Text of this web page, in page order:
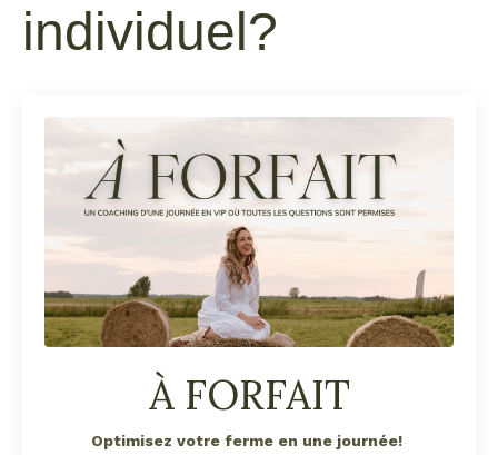
individuel?
À FORFAIT
Optimisez votre ferme en une journée!